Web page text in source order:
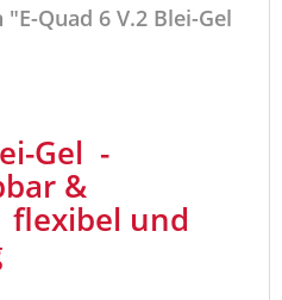
Quad 6 V.2 Blei-Gel
Gel -
&
und